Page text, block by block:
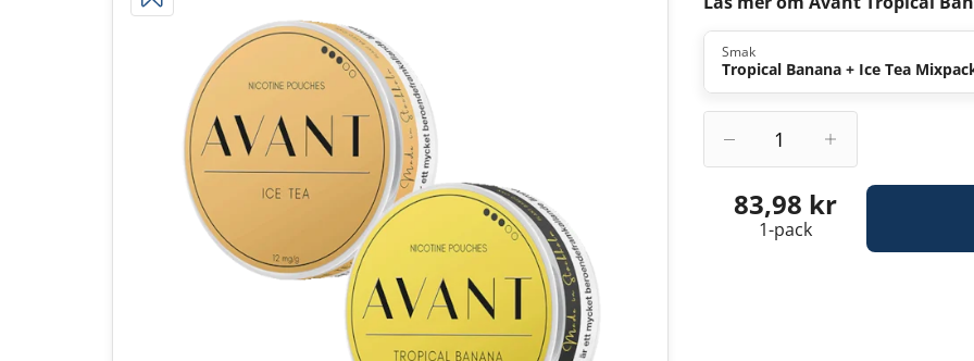
Smak
Tropical Banana + Ice Tea
83,98 kr
1-pack